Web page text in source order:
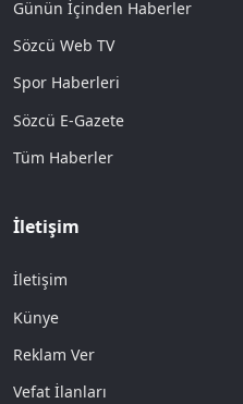
Günün İçinden Haberler
Sözcü Web TV
Spor Haberleri
Sözcü E-Gazete
Tüm Haberler
İletişim
İletişim
Künye
Reklam Ver
Vefat İlanları